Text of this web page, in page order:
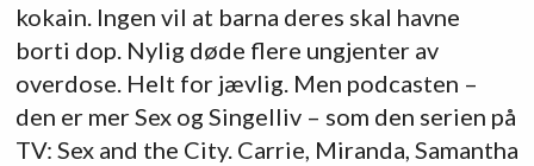
kokain. Ingen vil at barna deres skal havne
borti dop. Nylig døde flere ungjenter av
overdose. Helt for jævlig. Men podcasten –
den er mer Sex og Singelliv – som den serien på
TV: Sex and the City. Carrie, Miranda, Samantha